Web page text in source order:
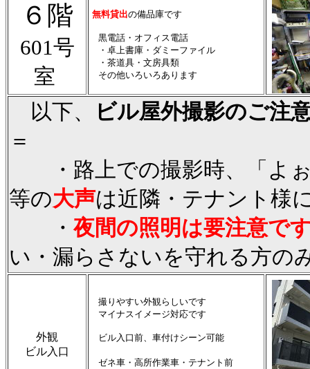
６階
601号
室
無料貸出の備品庫です
黒電話・オフィス電話
・卓上書庫・ダミーファイル
・茶道具・文房具類
その他いろいろあります
以下、
ビル屋外撮影のご注
＝
・路上での撮影時、「よぉ
等の大声は近隣・テナント様
・ 夜間の照明は要注意で
い・漏らさないを守れる方の
外観
ビル入口
撮りやすい外観らしいです
マイナスイメージ対応です
ビル入口前、車付けシーン可能
ゼネ車・高所作業車・テナント前